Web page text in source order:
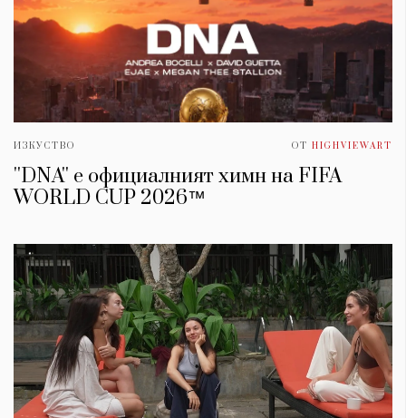
ИЗКУСТВО ОТ HIGHVIEWART
''DNA'' е официалният химн на FIFA
WORLD CUP 2026™